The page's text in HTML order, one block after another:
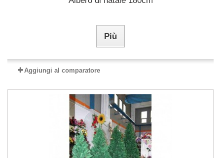
Più
Aggiungi al comparatore